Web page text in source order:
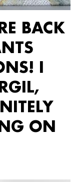
BACK
I
ON